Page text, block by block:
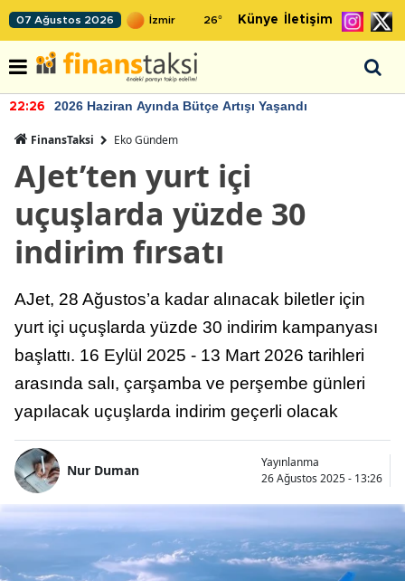
07 Ağustos 2026 26° Künye İletişim
22:26 2026 Haziran Ayında Bütçe Artışı Yaşandı
FinansTaksi Eko Gündem
AJet’ten yurt içi
uçuşlarda yüzde 30
indirim fırsatı
AJet, 28 Ağustos’a kadar alınacak biletler için
yurt içi uçuşlarda yüzde 30 indirim kampanyası
başlattı. 16 Eylül 2025 - 13 Mart 2026 tarihleri
arasında salı, çarşamba ve perşembe günleri
yapılacak uçuşlarda indirim geçerli olacak
Nur Duman
Yayınlanma
26 Ağustos 2025 - 13:26